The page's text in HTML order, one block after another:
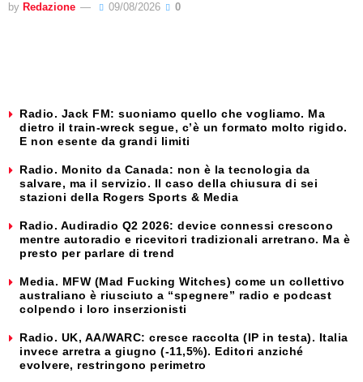
by Redazione 09/08/2026 0
Radio. Jack FM: suoniamo quello che vogliamo. Ma
dietro il train-wreck segue, c’è un formato molto rigido.
E non esente da grandi limiti
Radio. Monito da Canada: non è la tecnologia da
salvare, ma il servizio. Il caso della chiusura di sei
stazioni della Rogers Sports & Media
Radio. Audiradio Q2 2026: device connessi crescono
mentre autoradio e ricevitori tradizionali arretrano. Ma è
presto per parlare di trend
Media. MFW (Mad Fucking Witches) come un collettivo
australiano è riusciuto a “spegnere” radio e podcast
colpendo i loro inserzionisti
Radio. UK, AA/WARC: cresce raccolta (IP in testa). Italia
invece arretra a giugno (-11,5%). Editori anziché
evolvere, restringono perimetro